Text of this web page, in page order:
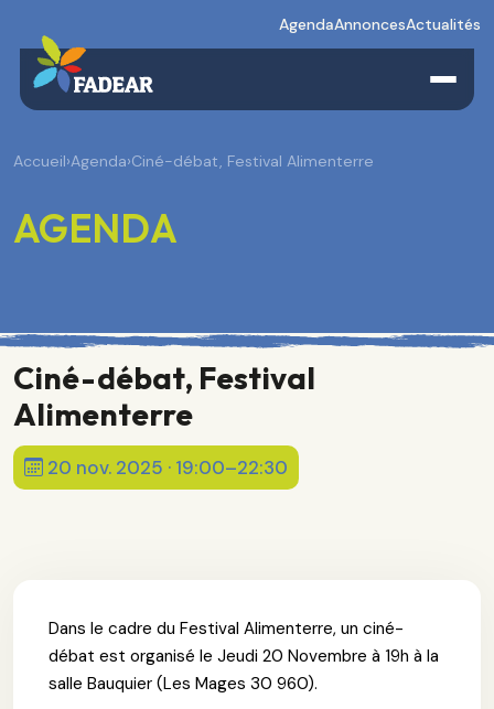
AgendaAnnoncesActualités
Accueil›Agenda›Ciné-débat, Festival Alimenterre
AGENDA
Ciné-débat, Festival
Alimenterre
20 nov. 2025 · 19:00–22:30
Dans le cadre du Festival Alimenterre, un ciné-
débat est organisé le Jeudi 20 Novembre à 19h à la
salle Bauquier (Les Mages 30 960).